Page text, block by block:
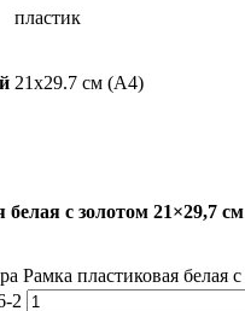
пластик
21х29.7 см (А4)
с золотом 21×29,7
Рамка пластиковая белая
2